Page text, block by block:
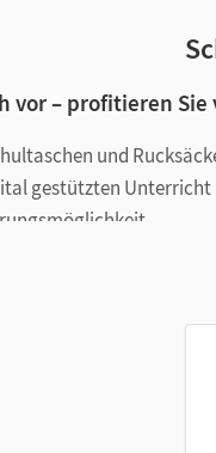
vor – profitieren
und
gestützten Unterricht
verfügbar